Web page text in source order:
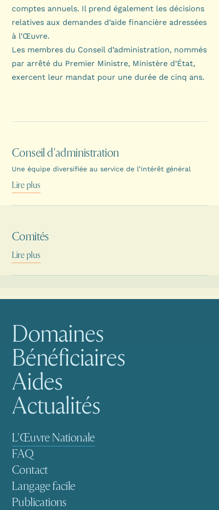
comptes annuels. Il prend également les décisions
relatives aux demandes d’aide financière adressées
à l’Œuvre.
Les membres du Conseil d’administration, nommés
par arrêté du Premier Ministre, Ministère d’État,
exercent leur mandat pour une durée de cinq ans.
Conseil d'administration
Une équipe diversifiée au service de l’intérêt général
Lire plus
Comités
Lire plus
Navigation principale
Domaines
Bénéficiaires
Aides
Actualités
Navigation secondaire
L'Œuvre Nationale
FAQ
Contact
Langage facile
Publications